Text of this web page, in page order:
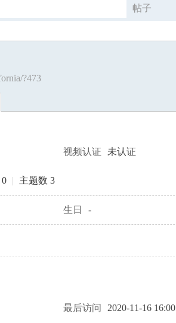
帖子
?473
视频认证 未认证
| 主题数 3
生日 -
最后访问 2020-11-16 16:00